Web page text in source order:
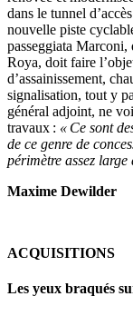
dans le tunnel
nouvelle piste
passeggiata Marconi,
Roya, doit faire
d’assainissement,
signalisation, tout y
général adjoint, ne
travaux : « Ce sont
de ce genre de
périmètre assez
Maxime Dewilder
ACQUISITIONS
Les yeux braqués